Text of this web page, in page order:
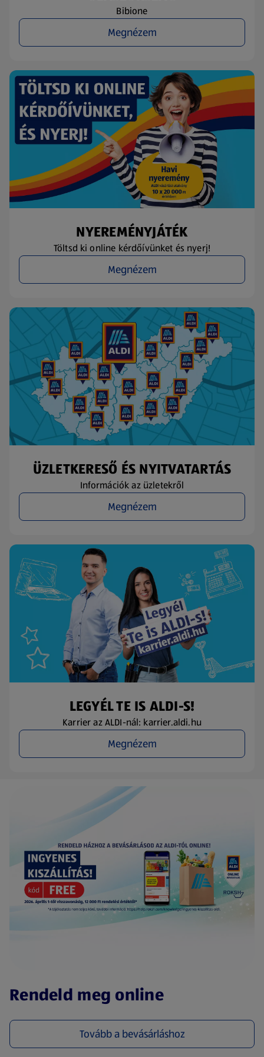
Bibione
Megnézem
NYEREMÉNYJÁTÉK
Töltsd ki online kérdőívünket és nyerj!
Megnézem
ÜZLETKERESŐ ÉS NYITVATARTÁS
Információk az üzletekről
Megnézem
LEGYÉL TE IS ALDI-S!
Karrier az ALDI-nál: karrier.aldi.hu
Megnézem
Rendeld meg online
Tovább a bevásárláshoz
(új oldalon nyílik meg)